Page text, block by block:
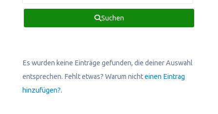
Suchen
Es wurden keine Einträge gefunden, die deiner Auswahl
entsprechen. Fehlt etwas? Warum nichteinen Eintrag
hinzufügen?.